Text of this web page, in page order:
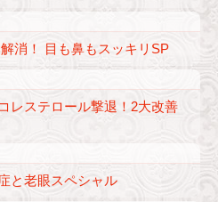
消！ 目も鼻もスッキリSP
レステロール撃退！2大改善
と老眼スペシャル